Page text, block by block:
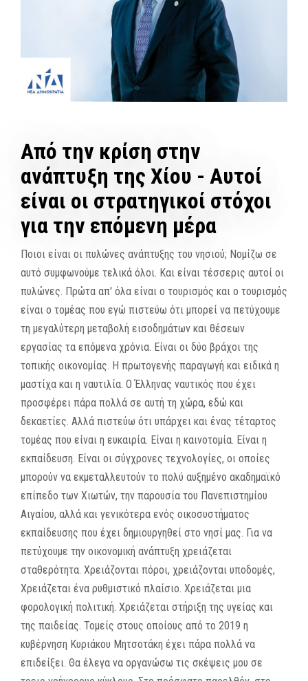
Από την κρίση στην
ανάπτυξη της Χίου - Αυτοί
είναι οι στρατηγικοί στόχοι
για την επόμενη μέρα
Ποιοι είναι οι πυλώνες ανάπτυξης του νησιού; Νομίζω σε
αυτό συμφωνούμε τελικά όλοι. Και είναι τέσσερις αυτοί οι
πυλώνες. Πρώτα απ' όλα είναι ο τουρισμός και ο τουρισμός
είναι ο τομέας που εγώ πιστεύω ότι μπορεί να πετύχουμε
τη μεγαλύτερη μεταβολή εισοδημάτων και θέσεων
εργασίας τα επόμενα χρόνια. Είναι οι δύο βράχοι της
τοπικής οικονομίας. Η πρωτογενής παραγωγή και ειδικά η
μαστίχα και η ναυτιλία. Ο Έλληνας ναυτικός που έχει
προσφέρει πάρα πολλά σε αυτή τη χώρα, εδώ και
δεκαετίες. Αλλά πιστεύω ότι υπάρχει και ένας τέταρτος
τομέας που είναι η ευκαιρία. Είναι η καινοτομία. Είναι η
εκπαίδευση. Είναι οι σύγχρονες τεχνολογίες, οι οποίες
μπορούν να εκμεταλλευτούν το πολύ αυξημένο ακαδημαϊκό
επίπεδο των Χιωτών, την παρουσία του Πανεπιστημίου
Αιγαίου, αλλά και γενικότερα ενός οικοσυστήματος
εκπαίδευσης που έχει δημιουργηθεί στο νησί μας. Για να
πετύχουμε την οικονομική ανάπτυξη χρειάζεται
σταθερότητα. Χρειάζονται πόροι, χρειάζονται υποδομές,
Χρειάζεται ένα ρυθμιστικό πλαίσιο. Χρειάζεται μια
φορολογική πολιτική. Χρειάζεται στήριξη της υγείας και
της παιδείας. Τομείς στους οποίους από το 2019 η
κυβέρνηση Κυριάκου Μητσοτάκη έχει πάρα πολλά να
επιδείξει. Θα έλεγα να οργανώσω τις σκέψεις μου σε